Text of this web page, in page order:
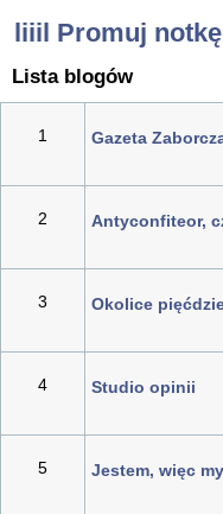
liiil Promuj notkę
Lista blogów
1 Gazeta
2 Antyconfiteor,
3 Okolice
4 Studio opinii
5 Jestem, więc